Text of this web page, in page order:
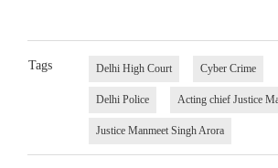
Tags Delhi High Court Cyber Crime
Delhi Police Acting chief Justice
Justice Manmeet Singh Arora